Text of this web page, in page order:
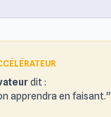
dit :
apprendra en faisant."